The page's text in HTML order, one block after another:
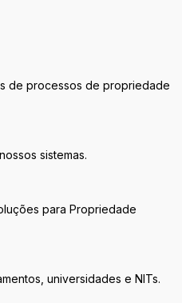
de processos de propriedade
sistemas.
para Propriedade
universidades e NITs.